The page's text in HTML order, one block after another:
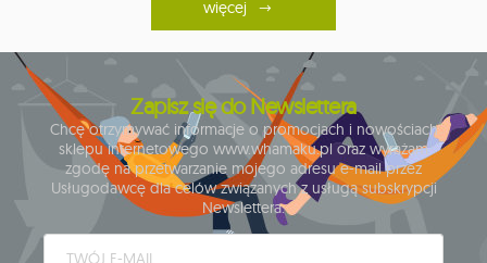
więcej
Zapisz się do Newslettera
Chcę otrzymywać informacje o promocjach i nowościach
sklepu internetowego www.whamaku.pl oraz wyrażam
zgodę na przetwarzanie mojego adresu e-mail przez
Usługodawcę dla celów związanych z usługą subskrypcji
Newslettera.